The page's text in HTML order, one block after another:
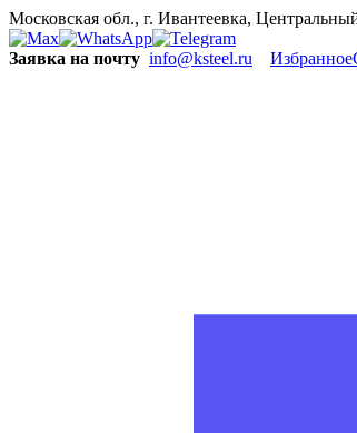
Московская обл., г. Ивантеевка,
Заявка на почту info@ksteel.ru Избранное